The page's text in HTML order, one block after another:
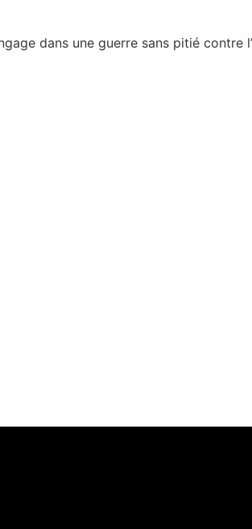
dans une guerre sans pitié contre